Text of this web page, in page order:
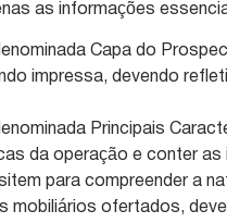
as informações
Capa do
impressa, devendo
Principais
da operação e conter as
para compreender a
mobiliários ofertados,